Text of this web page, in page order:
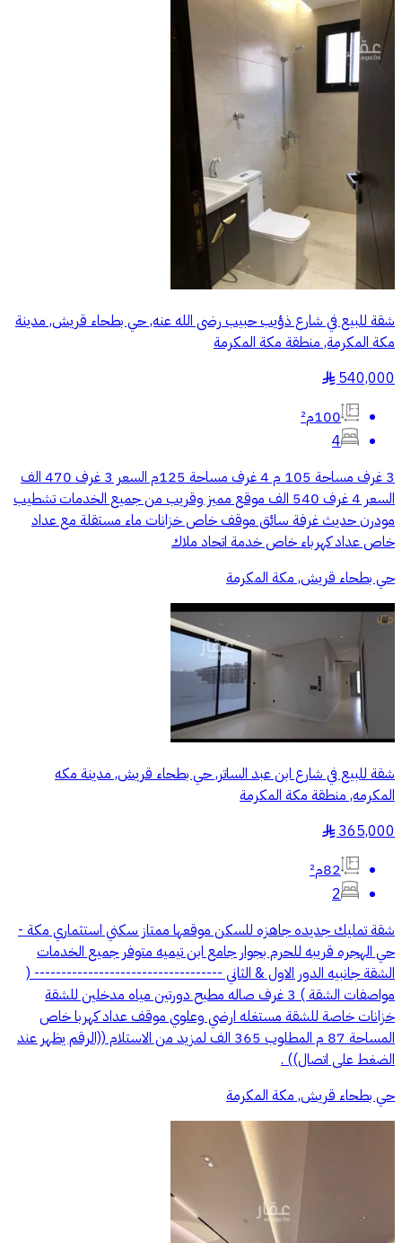
شقة للبيع في شارع ذؤيب حبيب رضى الله عنه, حي بطحاء قريش, مدينة
مكة المكرمة, منطقة مكة المكرمة
540,000
§
100م²
4
3 غرف مساحة 105 م 4 غرف مساحة 125م السعر 3 غرف 470 الف
السعر 4 غرف 540 الف موقع مميز وقريب من جميع الخدمات تشطيب
مودرن حديث غرفة سائق موقف خاص خزانات ماء مستقلة مع عداد
خاص عداد كهرباء خاص خدمة اتحاد ملاك
حي بطحاء قريش, مكة المكرمة
شقة للبيع في شارع ابن عبد الساتر, حي بطحاء قريش, مدينة مكه
المكرمه, منطقة مكة المكرمة
365,000
§
82م²
2
شقة تمليك جديده جاهزه للسكن موقعها ممتاز سكني استثماري مكة -
حي الهجره قريبه للحرم بجوار جامع ابن تيميه متوفر جميع الخدمات
الشقة جانبيه الدور الاول & الثاني ----------------------------------- (
مواصفات الشقة ) 3 غرف صاله مطبح دورتين مياه مدخلين للشقة
خزانات خاصة للشقة مستغله ارضي وعلوي موقف عداد كهربا خاص
المساحة 87 م المطلوب 365 الف لمزيد من الاستلام ((الرقم يظهر عند
الضغط على اتصال)) .
حي بطحاء قريش, مكة المكرمة